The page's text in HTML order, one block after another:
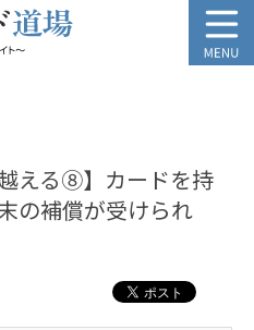
える⑧】カードを持
の補償が受けられ